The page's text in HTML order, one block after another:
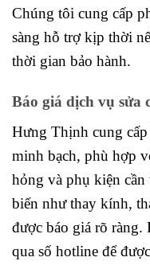
Chúng tôi cung cấp
sàng hỗ trợ kịp thời
thời gian bảo hành.
Báo giá dịch vụ
Hưng Thịnh cung
minh bạch, phù hợp
hỏng và phụ kiện cần
biến như thay kính,
được báo giá rõ ràng.
qua số hotline để